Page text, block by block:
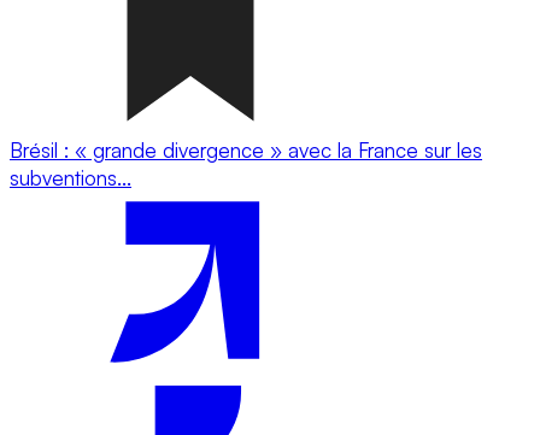
Brésil : « grande divergence » avec la France sur les
subventions...